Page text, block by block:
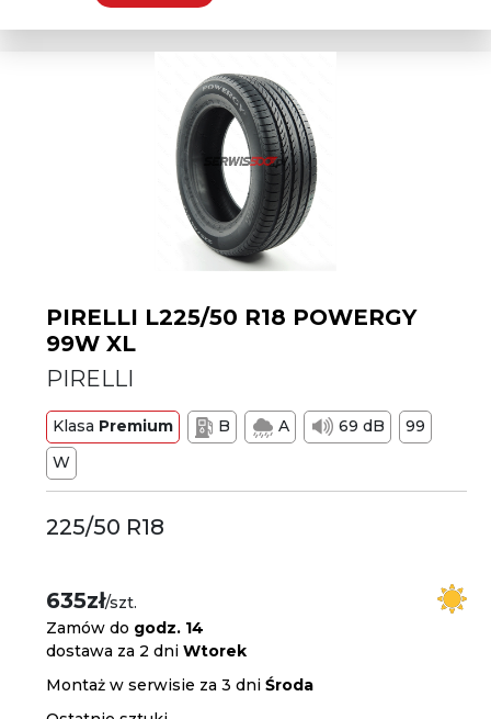
PIRELLI L225/50 R18 POWERGY
99W XL
PIRELLI
Klasa Premium B A 69 dB
99
W
225/50 R18
635zł/szt.
Zamów do godz. 14
dostawa za 2 dniWtorek
Montaż w serwisie za 3 dniŚroda